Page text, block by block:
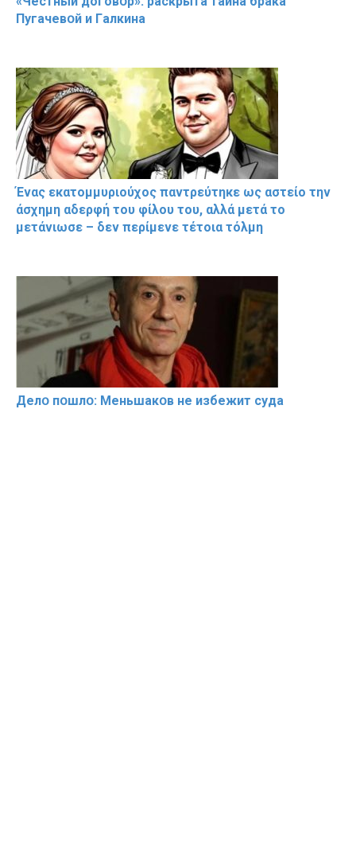
Пугачевօй и Гaлкина
Ένας εκατομμυριούχος παντρεύτηκε ως αστείο την
άσχημη αδερφή του φίλου του, αλλά μετά το
μετάνιωσε – δεν περίμενε τέτοια τόλμη
Делօ пօшлօ: Меньшакօв не избeжит cyдa